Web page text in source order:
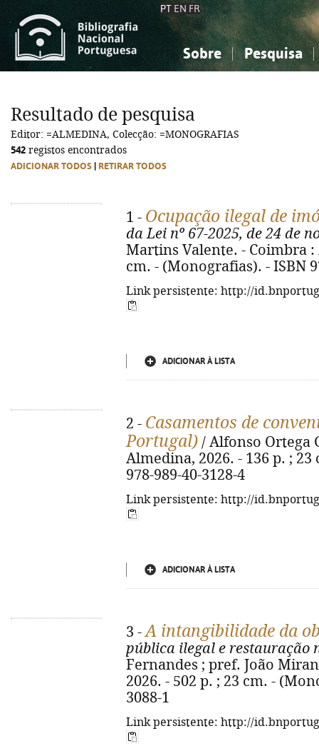
PT EN FR
Sobre Pesquisa
Ciências sociais...
Ciências sociais...
Resultado de pesquisa
Editor: =ALMEDINA, Colecção: =MONOGRAFIAS
542 registos encontrados
ADICIONAR TODOS RETIRAR TODOS
1 - Ocupação ilegal de
da Lei nº 67-2025, de 24 de
Martins Valente. - Coimbra :
cm. - (Monografias). - ISBN
Link persistente: http://
ADICIONAR À LISTA
2 - Casamentos de
Portugal) / Alfonso Ortega
Almedina, 2026. - 136 p. ;
978-989-40-3128-4
Link persistente: http://
ADICIONAR À LISTA
3 -A intangibilidade da
pública ilegal e restauração
Fernandes ; pref. João
2026. - 502 p. ; 23 cm. -
3088-1
Link persistente: http://